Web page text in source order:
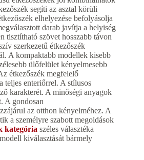
segíti az asztal körüli
elhelyezése befolyásolja
darab javítja a helyiség
tisztítható szövet hosszabb távon
szerkezetű étkezőszék
A kompaktabb modellek kisebb
ülőfelület kényelmesebb
étkezőszék megfelelő
teljes enteriőrrel. A stílusos
karakterét. A minőségi anyagok
A gondosan
az otthon kényelméhez. A
a személyre szabott megoldások
kategória széles választéka
kiválasztását bármely